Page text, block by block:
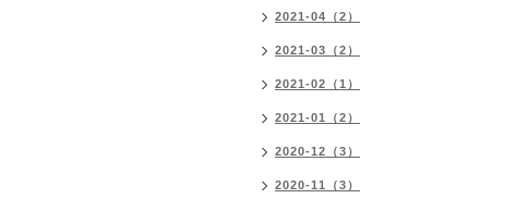
2021-04（2）
2021-03（2）
2021-02（1）
2021-01（2）
2020-12（3）
2020-11（3）